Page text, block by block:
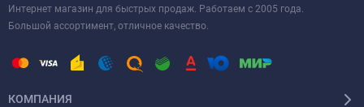
Интернет магазин для быстрых продаж. Работаем с 2005 года.
Большой ассортимент, отличное качество.
КОМПАНИЯ